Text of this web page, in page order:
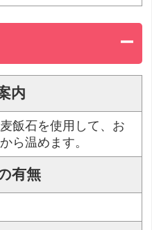
内
飯石を使用して、お
ら温めます。
有無